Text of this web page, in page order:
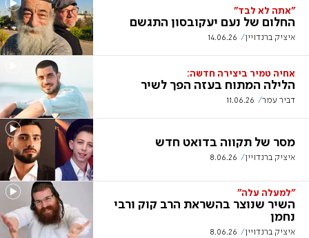
"אתה לא לבד"
החלום של נעם יעקובסון התגשם
איציק ברנדויין 14.06.26
אחיה טמיר ביצירה חדשה:
הלילה המתוח בעזה הפך לשיר
דביר עמר 11.06.26
מסר של תקווה בדואט חדש
איציק ברנדויין 8.06.26
"למעלה עלה"
השיר שנוצר בהשראת הרב קוק ורבי
נחמן
איציק ברנדויין 8.06.26